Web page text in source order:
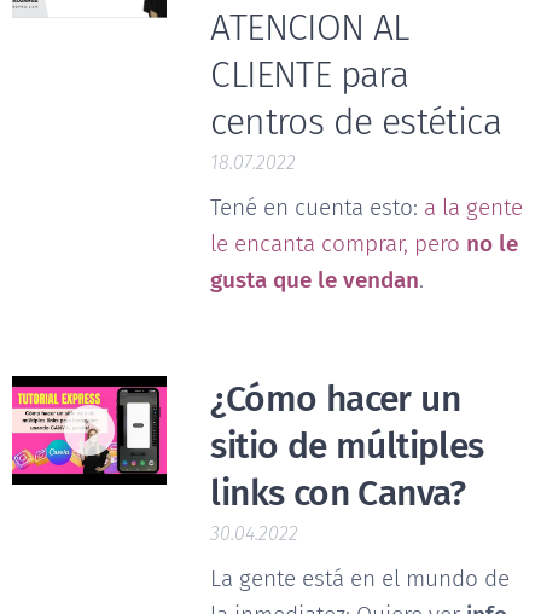
ATENCION AL
CLIENTE para
centros de estética
18.07.2022
Tené en cuenta esto: a la gente
le encanta comprar, pero no le
gusta que le vendan.
¿Cómo hacer un
sitio de múltiples
links con Canva?
30.04.2022
La gente está en el mundo de